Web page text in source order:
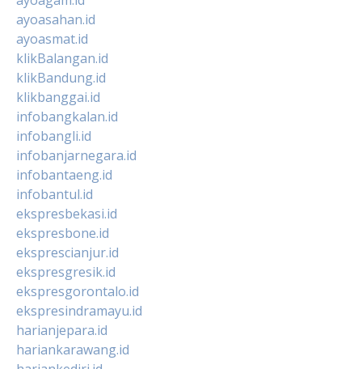
ayoasahan.id
ayoasmat.id
klikBalangan.id
klikBandung.id
klikbanggai.id
infobangkalan.id
infobangli.id
infobanjarnegara.id
infobantaeng.id
infobantul.id
ekspresbekasi.id
ekspresbone.id
eksprescianjur.id
ekspresgresik.id
ekspresgorontalo.id
ekspresindramayu.id
harianjepara.id
hariankarawang.id